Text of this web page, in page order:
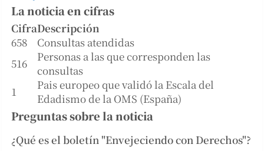
La noticia en cifras
CifraDescripción
658
Consultas atendidas
516
Personas a las que corresponden las
consultas
1
Pais europeo que validó la Escala del
Edadismo de la OMS (España)
Preguntas sobre la noticia
¿Qué es el boletín "Envejeciendo con Derechos"?